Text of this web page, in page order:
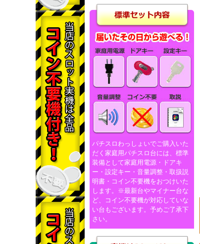
パチスロわっしょいでご購入いた
だく家庭用パチスロ台には、標準
装備として家庭用電源・ドアキ
ー・設定キー・音量調整・取扱説
明書・コイン不要機をおつけいた
します。※最新台やマイナー台な
ど、コイン不要機が対応していな
い台もございます。予めご了承下
さい。